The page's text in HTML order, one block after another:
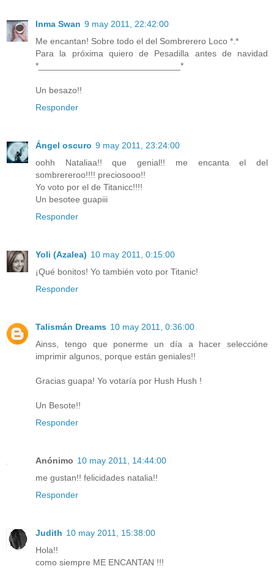
Inma Swan 9 may 2011, 22:42:00
Me encantan! Sobre todo el del Sombrerero Loco *.*
Para la próxima quiero de Pesadilla antes de navidad
*_____________________________*
Un besazo!!
Responder
Ángel oscuro 9 may 2011, 23:24:00
oohh Nataliaa!! que genial!! me encanta el del
sombrereroo!!!! preciosooo!!
Yo voto por el de Titanicc!!!!
Un besotee guapiii
Responder
Yoli (Azalea) 10 may 2011, 0:15:00
¡Qué bonitos! Yo también voto por Titanic!
Responder
Talismán Dreams 10 may 2011, 0:36:00
Ainss, tengo que ponerme un día a hacer seleccióne
imprimir algunos, porque están geniales!!
Gracias guapa! Yo votaría por Hush Hush !
Un Besote!!
Responder
Anónimo 10 may 2011, 14:44:00
me gustan!! felicidades natalia!!
Responder
Judith 10 may 2011, 15:38:00
Hola!!
como siempre ME ENCANTAN !!!